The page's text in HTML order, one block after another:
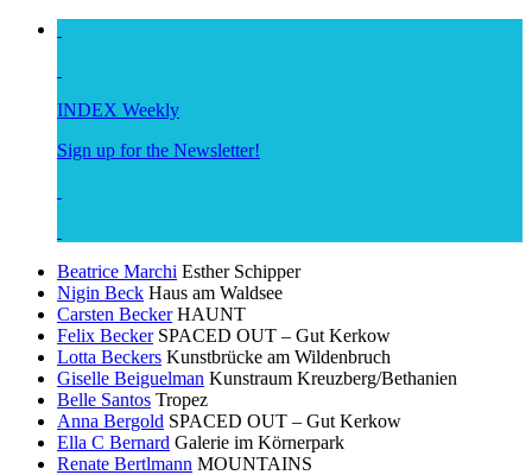
INDEX Weekly
Sign up for the Newsletter!
Beatrice Marchi Esther Schipper
Nigin Beck Haus am Waldsee
Carsten Becker HAUNT
Felix Becker SPACED OUT – Gut Kerkow
Lotta Beckers Kunstbrücke am Wildenbruch
Giselle Beiguelman Kunstraum Kreuzberg/Bethanien
Belle Santos Tropez
Anna Bergold SPACED OUT – Gut Kerkow
Ella C Bernard Galerie im Körnerpark
Renate Bertlmann MOUNTAINS